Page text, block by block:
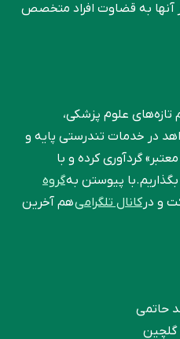
آنها به قضاوت افراد متخصص
علوم پزشکی،
در خدمات تندرستی پایه و
گردآوری کرده و با
پیوستن بهگروه
و درکانال تلگرامیهم آخرین
حاتمی
گلچین